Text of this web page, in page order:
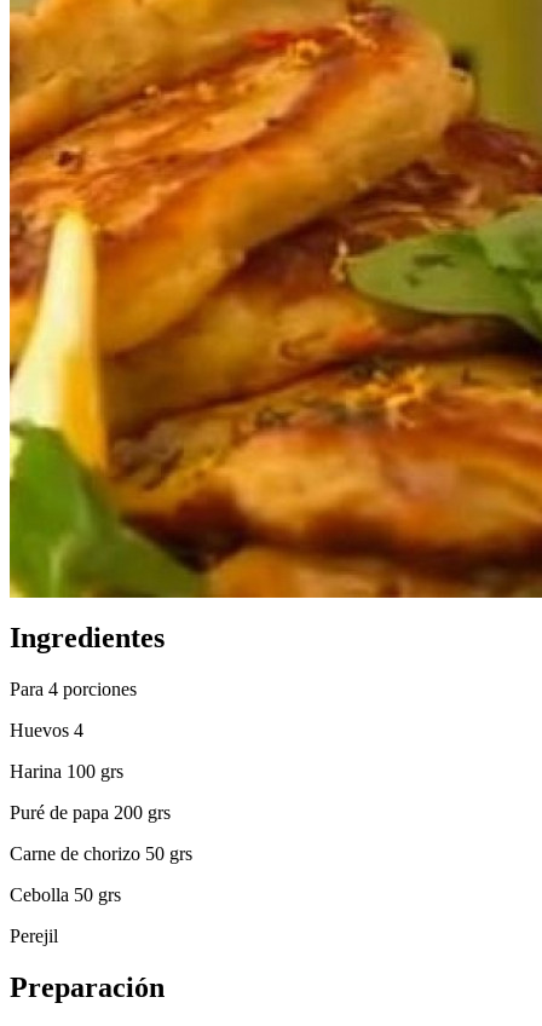
Ingredientes
Para 4 porciones
Huevos 4
Harina 100 grs
Puré de papa 200 grs
Carne de chorizo 50 grs
Cebolla 50 grs
Perejil
Preparación